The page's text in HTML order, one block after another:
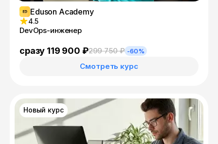
Eduson Academy
4.5
DevOps-инженер
сразу 119 900 ₽299 750 ₽ -60%
Смотреть курс
Новый курс